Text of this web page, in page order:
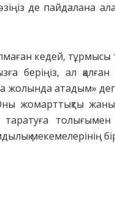
де пайдалана
кедей,
беріңіз, ал қалған
жолында атадым»
жомарттықты
толығымен
мекемелерінің